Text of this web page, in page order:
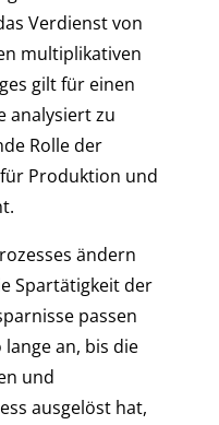
Verdienst von
multiplikativen
gilt für einen
analysiert zu
Rolle der
Produktion und
ändern
Spartätigkeit der
passen
an, bis die
und
ausgelöst hat,